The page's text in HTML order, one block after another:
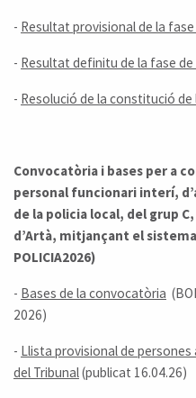
- Resultat provisional de la
- Resultat definitu de la fase de
- Resolució de la constitució de
Convocatòria i bases per a
personal funcionari interí,
de la policia local, del grup
d’Artà, mitjançant el
POLICIA2026)
- Bases de la convocatòria
2026)
- Llista provisional de persones
del Tribunal(publicat 16.04.26)